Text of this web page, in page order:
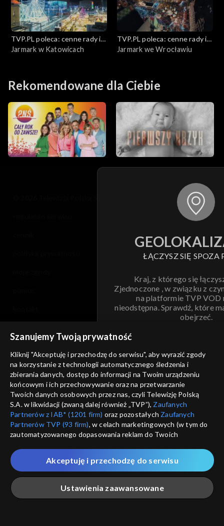
Medycyna holistyczna
Wielkanocny czas
TVP.PL poleca: cenne rady i
ciekawostki
Jarmark w Katowicach
TVP.PL poleca: cenne rady i
ciekawostki
Jarmark we Wrocławiu
Rekomendowane dla Ciebie
ŁĄCZYSZ SIĘ SPOZA
Kraj, z którego się
Zjednoczone , w związku z
na platformie TVP VOD
nieodstępna. Sprawdź, które
obejrzeć.
ANULUJ
informacje o dostawcy usług
Szanujemy Twoją prywatność
Kliknij "Akceptuję i przechodzę do serwisu", aby wyrazić zgody
na korzystanie z technologii automatycznego śledzenia i
zbierania danych, dostęp do informacji na Twoim urządzeniu
końcowym i ich przechowywanie oraz na przetwarzanie
Twoich danych osobowych przez nas, czyli Telewizję Polską
S.A. w likwidacji (zwaną dalej również „TVP”), Zaufanych
Partnerów z IAB* (1201 firm) oraz pozostałych Zaufanych
Partnerów TVP (93 firm), w celach marketingowych (w tym do
zautomatyzowanego dopasowania reklam do Twoich
które wskazujemy poniżej, a także zgody na udostępnianie
przez nas identyfikatora PPID do Google.
Twoje dane osobowe zbierane podczas odwiedzania przez
Ciebie naszych
poszczególnych serwisówzwanych dalej
„Portalem”, w tym informacje zapisywane za pomocą
Ustawienia zaawansowane
Akceptuję i przechodzę do serwisu